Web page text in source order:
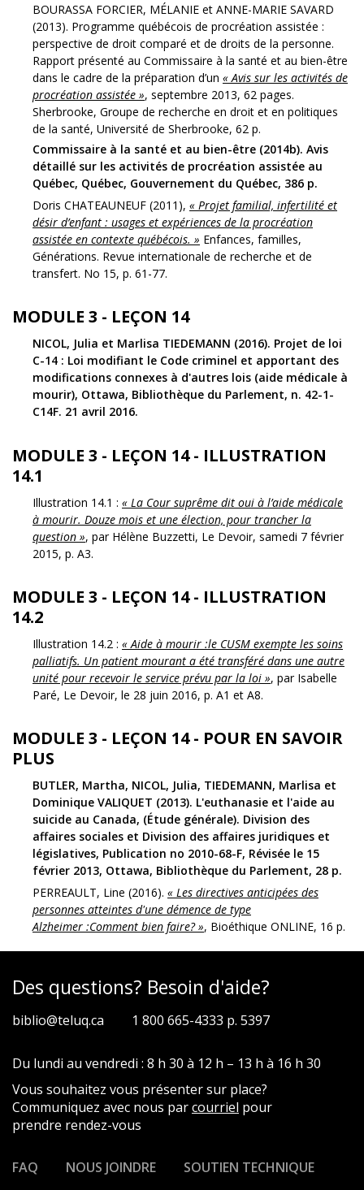
BOURASSA FORCIER, MÉLANIE et ANNE-MARIE SAVARD
(2013). Programme québécois de procréation assistée :
perspective de droit comparé et de droits de la personne.
Rapport présenté au Commissaire à la santé et au bien-être
dans le cadre de la préparation d’un « Avis sur les activités de
procréation assistée », septembre 2013, 62 pages.
Sherbrooke, Groupe de recherche en droit et en politiques
de la santé, Université de Sherbrooke, 62 p.
Commissaire à la santé et au bien-être (2014b). Avis
détaillé sur les activités de procréation assistée au
Québec, Québec, Gouvernement du Québec, 386 p.
Doris CHATEAUNEUF (2011), « Projet familial, infertilité et
désir d’enfant : usages et expériences de la procréation
assistée en contexte québécois. » Enfances, familles,
Générations. Revue internationale de recherche et de
transfert. No 15, p. 61-77.
MODULE 3 - LEÇON 14
NICOL, Julia et Marlisa TIEDEMANN (2016). Projet de loi
C-14 : Loi modifiant le Code criminel et apportant des
modifications connexes à d'autres lois (aide médicale à
mourir), Ottawa, Bibliothèque du Parlement, n. 42-1-
C14F. 21 avril 2016.
MODULE 3 - LEÇON 14 - ILLUSTRATION
14.1
Illustration 14.1 : « La Cour suprême dit oui à l’aide médicale
à mourir. Douze mois et une élection, pour trancher la
question », par Hélène Buzzetti, Le Devoir, samedi 7 février
2015, p. A3.
MODULE 3 - LEÇON 14 - ILLUSTRATION
14.2
Illustration 14.2 : « Aide à mourir :le CUSM exempte les soins
palliatifs. Un patient mourant a été transféré dans une autre
unité pour recevoir le service prévu par la loi », par Isabelle
Paré, Le Devoir, le 28 juin 2016, p. A1 et A8.
MODULE 3 - LEÇON 14 - POUR EN SAVOIR
PLUS
BUTLER, Martha, NICOL, Julia, TIEDEMANN, Marlisa et
Dominique VALIQUET (2013). L'euthanasie et l'aide au
suicide au Canada, (Étude générale). Division des
affaires sociales et Division des affaires juridiques et
législatives, Publication no 2010-68-F, Révisée le 15
février 2013, Ottawa, Bibliothèque du Parlement, 28 p.
PERREAULT, Line (2016). « Les directives anticipées des
personnes atteintes d'une démence de type
Alzheimer :Comment bien faire? », Bioéthique ONLINE, 16 p.
Des questions? Besoin d'aide?
biblio@teluq.ca 1 800 665-4333 p. 5397
Du lundi au vendredi : 8 h 30 à 12 h – 13 h à 16 h 30
Vous souhaitez vous présenter sur place?
Communiquez avec nous parcourriel pour
prendre rendez-vous
FAQ NOUS JOINDRE SOUTIEN TECHNIQUE